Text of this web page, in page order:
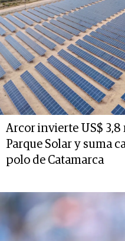
Arcor invierte US$
Parque Solar y suma
polo de Catamarca